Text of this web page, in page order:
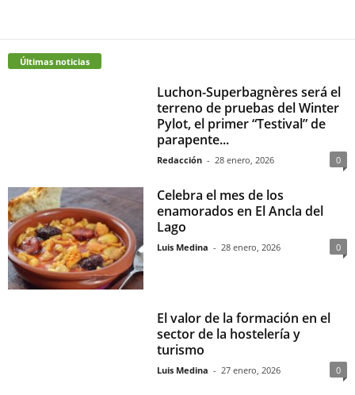
Últimas noticias
Luchon-Superbagnères será el
terreno de pruebas del Winter
Pylot, el primer “Testival” de
parapente...
Redacción - 28 enero, 2026 0
Celebra el mes de los
enamorados en El Ancla del
Lago
Luis Medina - 28 enero, 2026 0
El valor de la formación en el
sector de la hostelería y
turismo
Luis Medina - 27 enero, 2026 0